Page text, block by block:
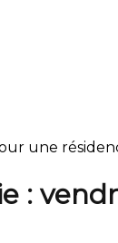
une
: